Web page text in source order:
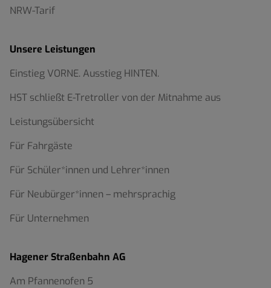
NRW-Tarif
Unsere Leistungen
Einstieg VORNE. Ausstieg HINTEN.
HST schließt E-Tretroller von der Mitnahme aus
Leistungsübersicht
Für Fahrgäste
Für Schüler*innen und Lehrer*innen
Für Neubürger*innen – mehrsprachig
Für Unternehmen
Hagener Straßenbahn AG
Am Pfannenofen 5